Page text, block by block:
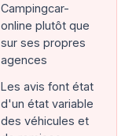
Campingcar-
online plutôt que
sur ses propres
agences
Les avis font état
d'un état variable
des véhicules et